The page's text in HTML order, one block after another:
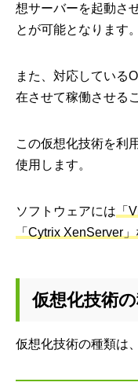
想サーバーを起動さ
とが可能となります。
また、対応している
在させて稼働させる
この仮想化技術を利
使用します。
ソフトウェアには 「
「Cytrix XenServer
仮想化技術
仮想化技術の種類は